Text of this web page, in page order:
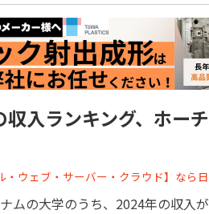
収入ランキング、ホー
・ウェブ・サーバー・クラウド】なら
ムの大学のうち、2024年の収入